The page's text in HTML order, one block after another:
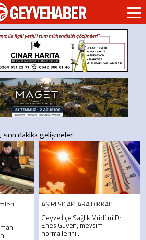
GEYVEHABER
dakika gelişmeleri
AŞIRI SICAKLARA DİKKAT!
Geyve İlçe Sağlık Müdürü Dr.
Enes Güven, mevsim
normallerini...